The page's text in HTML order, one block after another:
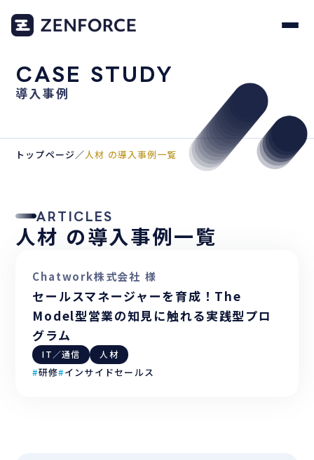
CASE STUDY
導入事例
トップページ／人材 の導入事例一覧
ARTICLES
人材 の導入事例一覧
Chatwork株式会社 様
セールスマネージャーを育成！The
Model型営業の知見に触れる実践型プロ
グラム
IT／通信 人材
#研修#インサイドセールス